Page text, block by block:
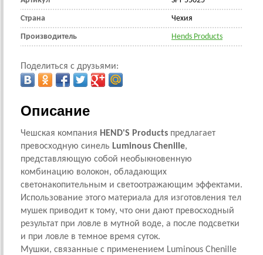
Страна Чехия
Производитель Hends Products
Поделиться с друзьями:
Описание
Чешская компания HEND'S Products предлагает
превосходную синель Luminous Chenille,
представляющую собой необыкновенную
комбинацию волокон, обладающих
светонакопительным и светоотражающим эффектами.
Использование этого материала для изготовления тел
мушек приводит к тому, что они дают превосходный
результат при ловле в мутной воде, а после подсветки
и при ловле в темное время суток.
Мушки, связанные с применением Luminous Chenille